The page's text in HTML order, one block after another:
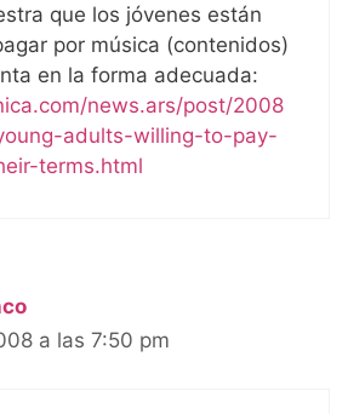
que los jóvenes están
por música (contenidos)
en la forma adecuada:
news.ars/post/2008
adults-willing-to-pay-
terms.html
a las 7:50 pm